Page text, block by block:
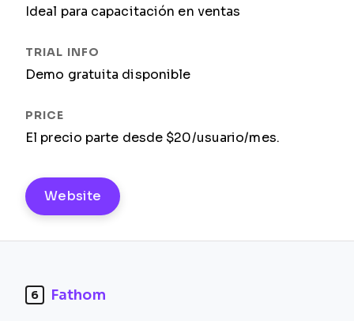
Ideal para capacitación en ventas
Demo gratuita disponible
El precio parte desde $20/usuario/mes.
Website
6 Fathom